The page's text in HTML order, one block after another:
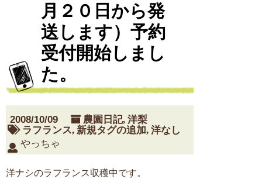
月２０日から発
送します）予約
受付開始しまし
た。
2008/10/09 農園日記, 洋梨
ラフランス, 新規タグの追加, 洋なし
やっちゃ
洋ナシのラフランス収穫中です。